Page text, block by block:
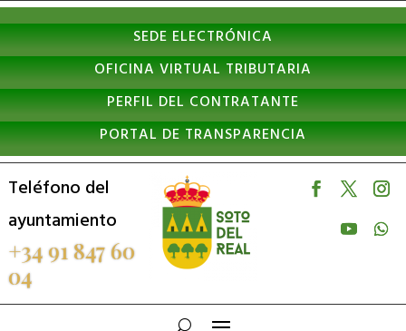
Nota:
este
sitio
web
incluye
un
sistema
de
accesibilidad.
SEDE ELECTRÓNICA
OFICINA VIRTUAL TRIBUTARIA
PERFIL DEL CONTRATANTE
PORTAL DE TRANSPARENCIA
Teléfono del
ayuntamiento
+34 91 847 60
04